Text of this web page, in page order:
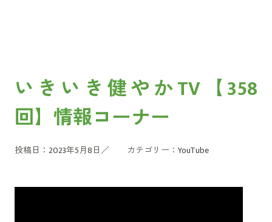
いきいき健やかTV【358
回】情報コーナー
投稿日：2023年5月8日／ カテゴリー： YouTube